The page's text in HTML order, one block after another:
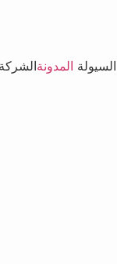
السيولة المدونةالشركة